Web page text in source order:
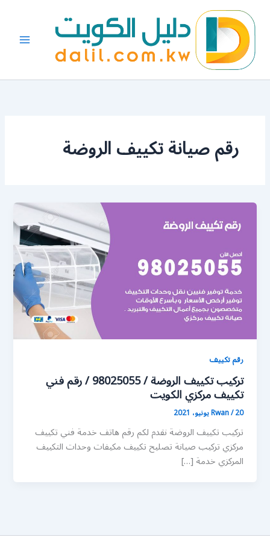
المحتوى
رقم صيانة تكييف الروضة
رقم تكييف
تركيب تكييف الروضة / 98025055 / رقم فني
تكييف مركزي الكويت
Rwan/20 يونيو، 2021
تركيب تكييف الروضة نقدم لكم رقم هاتف خدمة فني تكييف
مركزي تركيب صيانة تصليح تكييف مكيفات وحدات التكييف
المركزي خدمة […]